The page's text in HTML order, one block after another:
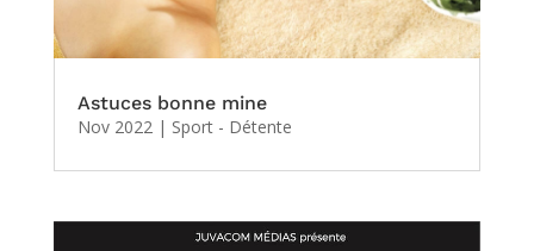
Astuces bonne mine
Nov 2022| Sport - Détente